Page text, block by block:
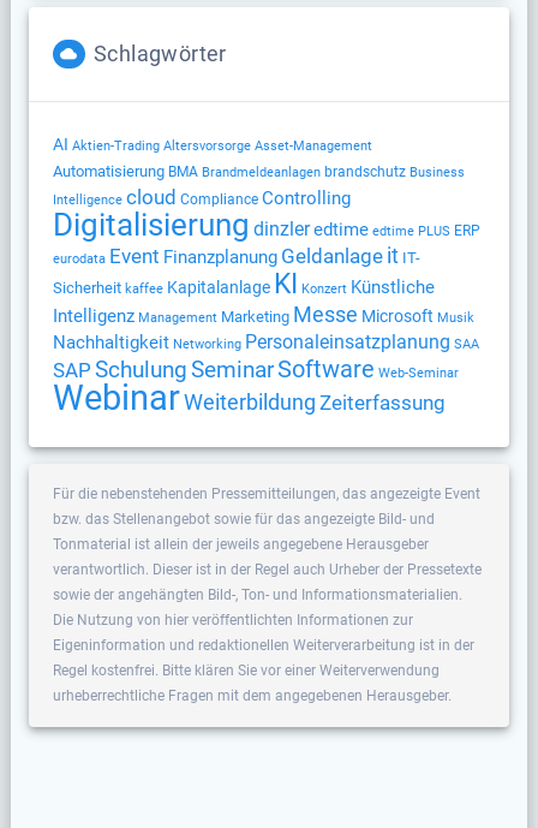
Schlagwörter
AI Aktien-Trading Altersvorsorge Asset-Management
Automatisierung BMA Brandmeldeanlagen brandschutz Business
Intelligence cloud Compliance Controlling
Digitalisierung dinzleredtime edtime PLUS ERP
eurodata Event Finanzplanung Geldanlage it IT-
Sicherheit kaffee Kapitalanlage KI Konzert Künstliche
Intelligenz Management Marketing Messe Microsoft Musik
Nachhaltigkeit Networking Personaleinsatzplanung SAA
SAP SchulungSeminarSoftware Web-Seminar
WebinarWeiterbildung Zeiterfassung
Für die nebenstehenden Pressemitteilungen, das angezeigte Event
bzw. das Stellenangebot sowie für das angezeigte Bild- und
Tonmaterial ist allein der jeweils angegebene Herausgeber
verantwortlich. Dieser ist in der Regel auch Urheber der Pressetexte
sowie der angehängten Bild-, Ton- und Informationsmaterialien.
Die Nutzung von hier veröffentlichten Informationen zur
Eigeninformation und redaktionellen Weiterverarbeitung ist in der
Regel kostenfrei. Bitte klären Sie vor einer Weiterverwendung
urheberrechtliche Fragen mit dem angegebenen Herausgeber.